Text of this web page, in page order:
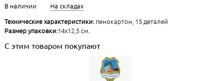
В наличии
На складах
Технические характеристики:пенокартон, 15 деталей
Размер упаковки:14х12,5 см.
С этим товаром покупают